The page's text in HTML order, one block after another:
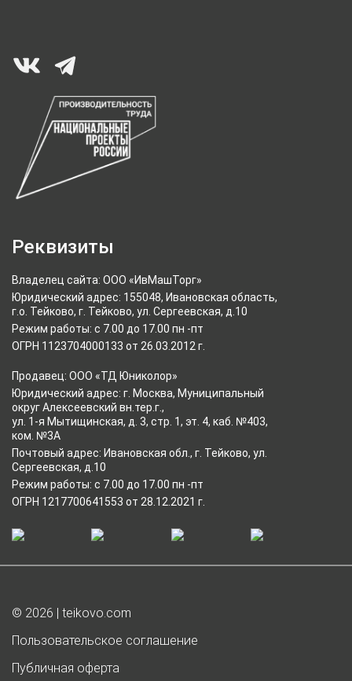
Реквизиты
Владелец сайта: ООО «ИвМашТорг»
Юридический адрес: 155048, Ивановская область,
г.о. Тейково, г. Тейково, ул. Сергеевская, д.10
Режим работы: с 7.00 до 17.00 пн -пт
ОГРН 1123704000133 от 26.03.2012 г.
Продавец: ООО «ТД Юниколор»
Юридический адрес: г. Москва, Муниципальный
округ Алексеевский вн.тер.г.,
ул. 1-я Мытищинская, д. 3, стр. 1, эт. 4, каб. №403,
ком. №3А
Почтовый адрес: Ивановская обл., г. Тейково, ул.
Сергеевская, д.10
Режим работы: с 7.00 до 17.00 пн -пт
ОГРН 1217700641553 от 28.12.2021 г.
© 2026 | teikovo.com
Пользовательское соглашение
Публичная оферта